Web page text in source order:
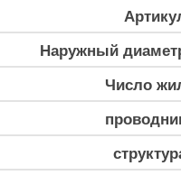
Наружный
Число